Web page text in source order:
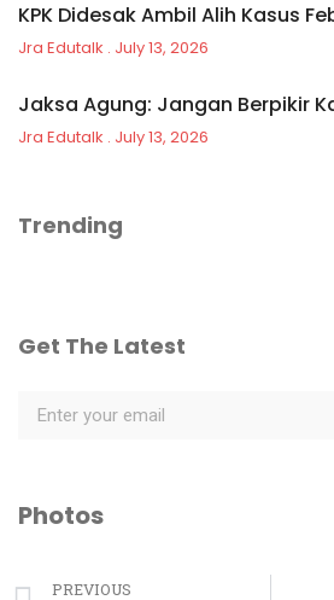
KPK Didesak Ambil Alih Kasus
Jra Edutalk July 13, 2026
Jaksa Agung: Jangan Berpikir
Jra Edutalk July 13, 2026
Trending
Get The Latest
Photos
PREVIOUS